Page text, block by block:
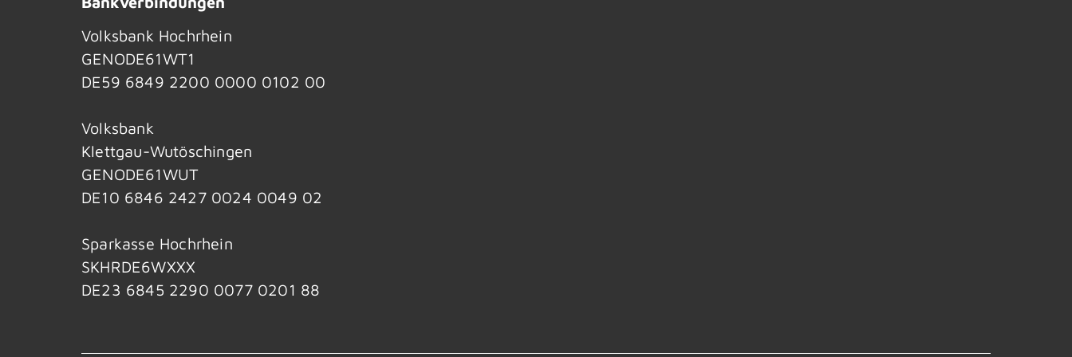
Volksbank Hochrhein
GENODE61WT1
DE59 6849 2200 0000 0102 00
Volksbank
Klettgau-Wutöschingen
GENODE61WUT
DE10 6846 2427 0024 0049 02
Sparkasse Hochrhein
SKHRDE6WXXX
DE23 6845 2290 0077 0201 88